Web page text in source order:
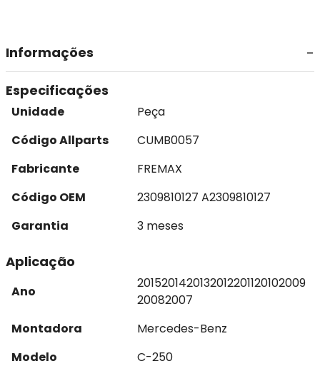
Informações
Especificações
Unidade
Peça
Código Allparts
CUMB0057
Fabricante
FREMAX
Código OEM
2309810127 A2309810127
Garantia
3 meses
Aplicação
Ano
2015201420132012201120102009
20082007
Montadora
Mercedes-Benz
Modelo
C-250